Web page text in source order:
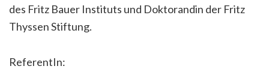
des Fritz Bauer Instituts und Doktorandin der Fritz
Thyssen Stiftung.
ReferentIn: